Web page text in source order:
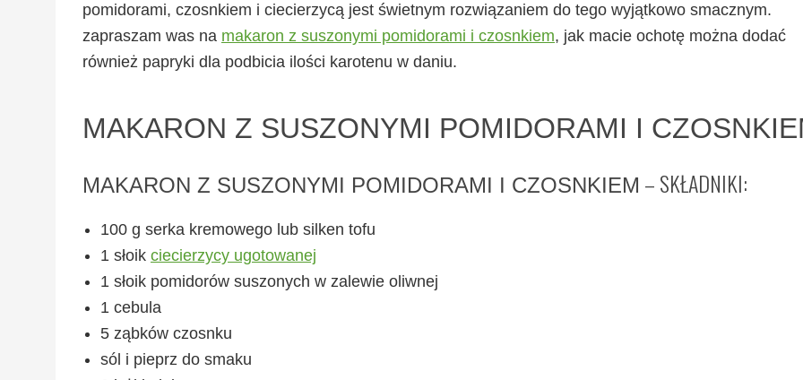
pomidorami, czosnkiem i ciecierzycą jest świetnym rozwiązaniem do tego wyjątkowo smacznym.
zapraszam was na makaron z suszonymi pomidorami i czosnkiem, jak macie ochotę można dodać
również papryki dla podbicia ilości karotenu w daniu.
MAKARON Z SUSZONYMI POMIDORAMI I
MAKARON Z SUSZONYMI POMIDORAMI I CZOSNKIEM – SKŁADNIKI:
100 g serka kremowego lub silken tofu
1 słoik ciecierzycy ugotowanej
1 słoik pomidorów suszonych w zalewie oliwnej
1 cebula
5 ząbków czosnku
sól i pieprz do smaku